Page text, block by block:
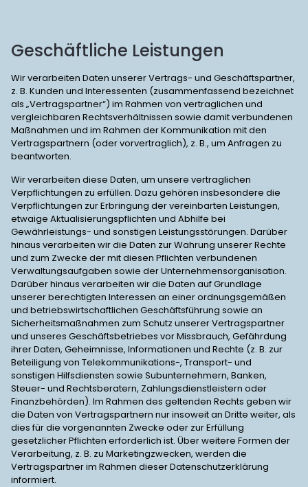
Geschäftliche Leistungen
Wir verarbeiten Daten unserer Vertrags- und Geschäftspartner,
z. B. Kunden und Interessenten (zusammenfassend bezeichnet
als „Vertragspartner“) im Rahmen von vertraglichen und
vergleichbaren Rechtsverhältnissen sowie damit verbundenen
Maßnahmen und im Rahmen der Kommunikation mit den
Vertragspartnern (oder vorvertraglich), z. B., um Anfragen zu
beantworten.
Wir verarbeiten diese Daten, um unsere vertraglichen
Verpflichtungen zu erfüllen. Dazu gehören insbesondere die
Verpflichtungen zur Erbringung der vereinbarten Leistungen,
etwaige Aktualisierungspflichten und Abhilfe bei
Gewährleistungs- und sonstigen Leistungsstörungen. Darüber
hinaus verarbeiten wir die Daten zur Wahrung unserer Rechte
und zum Zwecke der mit diesen Pflichten verbundenen
Verwaltungsaufgaben sowie der Unternehmensorganisation.
Darüber hinaus verarbeiten wir die Daten auf Grundlage
unserer berechtigten Interessen an einer ordnungsgemäßen
und betriebswirtschaftlichen Geschäftsführung sowie an
Sicherheitsmaßnahmen zum Schutz unserer Vertragspartner
und unseres Geschäftsbetriebes vor Missbrauch, Gefährdung
ihrer Daten, Geheimnisse, Informationen und Rechte (z. B. zur
Beteiligung von Telekommunikations-, Transport- und
sonstigen Hilfsdiensten sowie Subunternehmern, Banken,
Steuer- und Rechtsberatern, Zahlungsdienstleistern oder
Finanzbehörden). Im Rahmen des geltenden Rechts geben wir
die Daten von Vertragspartnern nur insoweit an Dritte weiter, als
dies für die vorgenannten Zwecke oder zur Erfüllung
gesetzlicher Pflichten erforderlich ist. Über weitere Formen der
Verarbeitung, z. B. zu Marketingzwecken, werden die
Vertragspartner im Rahmen dieser Datenschutzerklärung
informiert.